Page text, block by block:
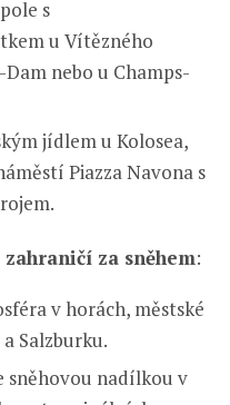
s
u Vítězného
nebo u Champs-
jídlem u Kolosea,
Piazza Navona s
za sněhem:
v horách, městské
a Salzburku.
sněhovou nadílkou v